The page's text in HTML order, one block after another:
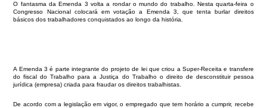
O fantasma da Emenda 3 volta a rondar o mundo do trabalho. Nesta quarta-feira o
Congresso Nacional colocará em votação a Emenda 3, que tenta burlar direitos
básicos dos trabalhadores conquistados ao longo da história.
A Emenda 3 é parte integrante do projeto de lei que criou a Super-Receita e transfere
do fiscal do Trabalho para a Justiça do Trabalho o direito de desconstituir pessoa
jurídica (empresa) criada para fraudar os direitos trabalhistas.
De acordo com a legislação em vigor, o empregado que tem horário a cumprir, recebe